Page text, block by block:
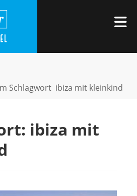
AVENTURASUR
Schlagwort ibiza mit kleinkind
ibiza mit